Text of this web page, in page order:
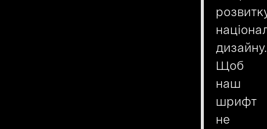
дизайну.
Щоб
наш
шрифт
не